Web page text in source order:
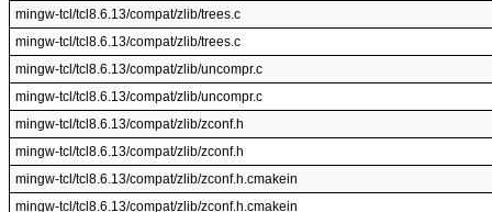
mingw-tcl/tcl8.6.13/compat/zlib/trees.c
mingw-tcl/tcl8.6.13/compat/zlib/trees.c
mingw-tcl/tcl8.6.13/compat/zlib/uncompr.c
mingw-tcl/tcl8.6.13/compat/zlib/uncompr.c
mingw-tcl/tcl8.6.13/compat/zlib/zconf.h
mingw-tcl/tcl8.6.13/compat/zlib/zconf.h
mingw-tcl/tcl8.6.13/compat/zlib/zconf.h.cmakein
mingw-tcl/tcl8.6.13/compat/zlib/zconf.h.cmakein